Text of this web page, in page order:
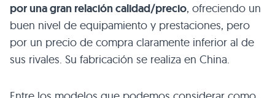
por una gran relación calidad/precio, ofreciendo un
buen nivel de equipamiento y prestaciones, pero
por un precio de compra claramente inferior al de
sus rivales. Su fabricación se realiza en China.